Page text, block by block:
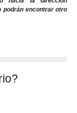
podrán encontrar otro